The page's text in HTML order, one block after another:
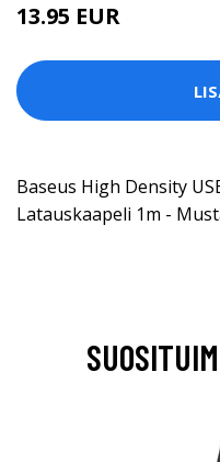
13.95 EUR
Baseus High Density
Latauskaapeli 1m -